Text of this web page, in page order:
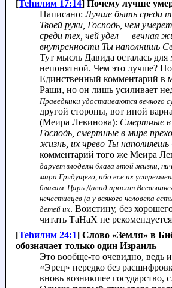
[Теhилим 17:14] Почему лучше
Написано:Лучше быть среди
Твоей руки, Господь, чем
среди тех, чей удел — вечная
внутренности Ты наполнишь
Тут мысль Давида осталась
непонятной. Чем это лучше?
Единственный комментарий в
Раши, но он лишь усиливает
Праведники удостаиваются вечного
другой стороны, вот иной
(Меира Левинова): Смертные в
Господь, смертные в мире
жизнь, их чрево Ты
комментарий того же Меира
дарует злодеям блага этой жизни,
мира Грядущего, ибо все их
благам. Царь Давид просит
нечестивцев (а у всякого человека
детей их. Воистину, без
читать ТаНаХ не
[Теhилим 24:1] Слово «Земля» в
обозначает только один Израиль
Это вообще-то очевидно, ведь
«Эрец» нередко без
вновь возникшее государство,